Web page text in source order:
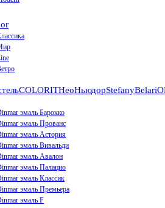
COLORITНеоНьюдорStefanyBelari
эмаль Барокко
эмаль Прованс
эмаль Астория
эмаль Вивальди
эмаль Авалон
эмаль Палацио
эмаль Классик
эмаль Премьера
эмаль F